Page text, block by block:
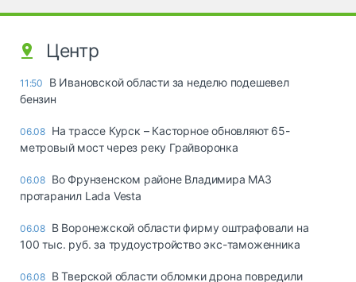
Центр
11:50
В Ивановской области за неделю подешевел
бензин
06.08 На трассе Курск – Касторное обновляют 65-
метровый мост через реку Грайворонка
06.08 Во Фрунзенском районе Владимира МАЗ
протаранил Lada Vesta
06.08 В Воронежской области фирму оштрафовали на
100 тыс. руб. за трудоустройство экс-таможенника
06.08 В Тверской области обломки дрона повредили